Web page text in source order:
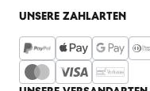
UNSERE ZAHLARTEN